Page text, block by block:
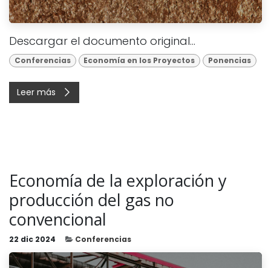
Descargar el documento original...
Conferencias Economía en los Proyectos Ponencias
Leer más
Economía de la exploración y
producción del gas no
convencional
22 dic 2024 Conferencias